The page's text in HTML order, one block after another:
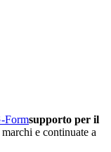
Formsupporto per il
e continuate a